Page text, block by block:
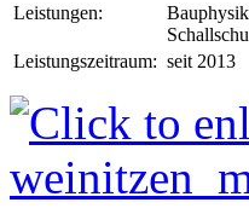
Leistungen:
Bauphysik
Leistungszeitraum: seit 2013